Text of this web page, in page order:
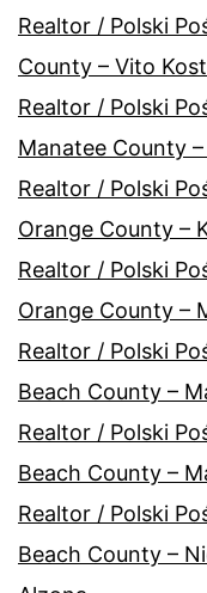
Realtor / Polski
County – Vito
Realtor / Polski
Manatee County –
Realtor / Polski
Orange County –
Realtor / Polski
Orange County –
Realtor / Polski
Beach County –
Realtor / Polski
Beach County –
Realtor / Polski
Beach County –